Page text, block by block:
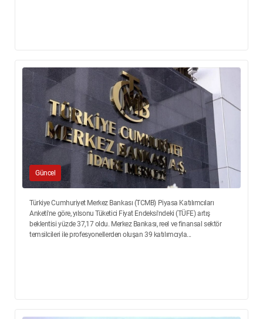
Güncel
Türkiye Cumhuriyet Merkez Bankası (TCMB) Piyasa Katılımcıları
Anketi'ne göre, yılsonu Tüketici Fiyat Endeksi'ndeki (TÜFE) artış
beklentisi yüzde 37,17 oldu. Merkez Bankası, reel ve finansal sektör
temsilcileri ile profesyonellerden oluşan 39 katılımcıyla...